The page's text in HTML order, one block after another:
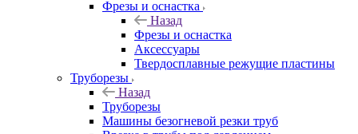
Фрезы и оснастка
Назад
Фрезы и оснастка
Аксессуары
Твердосплавные режущие пластины
Труборезы
Назад
Труборезы
Машины безогневой резки труб